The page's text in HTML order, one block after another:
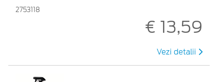
2753118
€ 13,59
Vezi detalii